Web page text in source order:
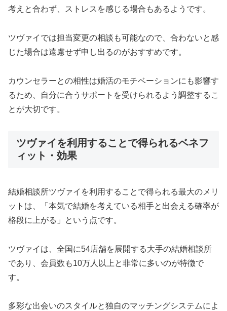
考えと合わず、ストレスを感じる場合もあるようです。
ツヴァイでは担当変更の相談も可能なので、合わないと感
じた場合は遠慮せず申し出るのがおすすめです。
カウンセラーとの相性は婚活のモチベーションにも影響す
るため、自分に合うサポートを受けられるよう調整するこ
とが大切です。
ツヴァイを利用することで得られるベネフ
ィット・効果
結婚相談所ツヴァイを利用することで得られる最大のメリ
ットは、「本気で結婚を考えている相手と出会える確率が
格段に上がる」という点です。
ツヴァイは、全国に54店舗を展開する大手の結婚相談所
であり、会員数も10万人以上と非常に多いのが特徴で
す。
多彩な出会いのスタイルと独自のマッチングシステムによ